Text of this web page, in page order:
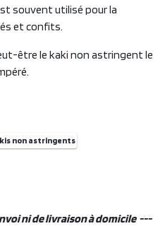
souvent utilisé pour la
et confits.
être le kaki non astringent le
non astringents
ni de livraison à domicile ---